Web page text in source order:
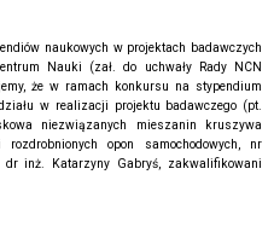
naukowych w projektach badawczych
Nauki (zał. do uchwały Rady NCN
że w ramach konkursu na stypendium
w realizacji projektu badawczego (pt.
niezwiązanych mieszanin kruszywa
opon samochodowych, nr
inż. Katarzyny Gabryś, zakwalifikowani